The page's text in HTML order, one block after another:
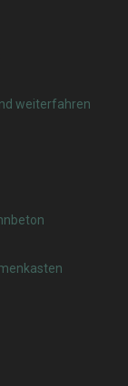
weiterfahren